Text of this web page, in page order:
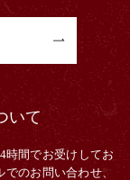
いて
時間でお受けしてお
のお問い合わせ、